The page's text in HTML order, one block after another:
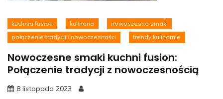
kuchnia fusion kulinaria
nowoczesne smaki
połączenie tradycji i nowoczesności
trendy kulinarnie
Nowoczesne smaki kuchni fusion:
Połączenie tradycji z nowoczesnością
8 listopada 2023